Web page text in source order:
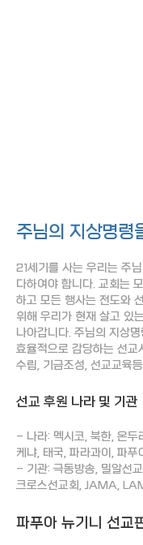
주님의 지상명령
21세기를 사는 우리는 주
다하여야 합니다. 교회는
하고 모든 행사는 전도와
위해 우리가 현재 살고 있
나아갑니다. 주님의 지상
효율적으로 감당하는 선교
수립, 기금조성, 선교교육
선교 후원 나라 및 기관
- 나라: 멕시코, 북한, 온두
케냐, 태국, 파라과이, 파푸
- 기관: 극동방송, 밀알선
크로스선교회, JAMA,
파푸아 뉴기니 선교